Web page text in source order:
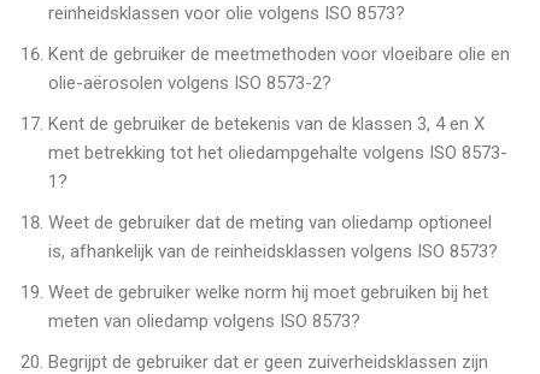
reinheidsklassen voor olie volgens ISO 8573?
Kent de gebruiker de meetmethoden voor vloeibare olie en
olie-aërosolen volgens ISO 8573-2?
Kent de gebruiker de betekenis van de klassen 3, 4 en X
met betrekking tot het oliedampgehalte volgens ISO 8573-
1?
Weet de gebruiker dat de meting van oliedamp optioneel
is, afhankelijk van de reinheidsklassen volgens ISO 8573?
Weet de gebruiker welke norm hij moet gebruiken bij het
meten van oliedamp volgens ISO 8573?
Begrijpt de gebruiker dat er geen zuiverheidsklassen zijn